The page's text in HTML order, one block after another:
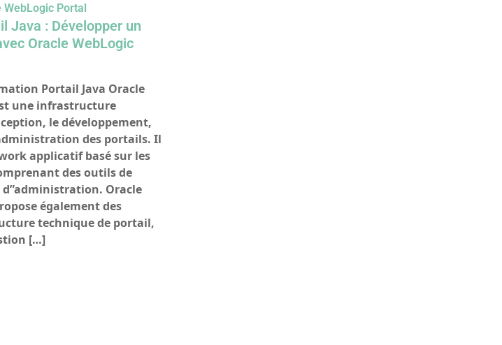
Java : Développer un
Oracle WebLogic
Portail Java Oracle
une infrastructure
le développement,
des portails. Il
applicatif basé sur les
des outils de
Oracle
également des
technique de portail,
[…]